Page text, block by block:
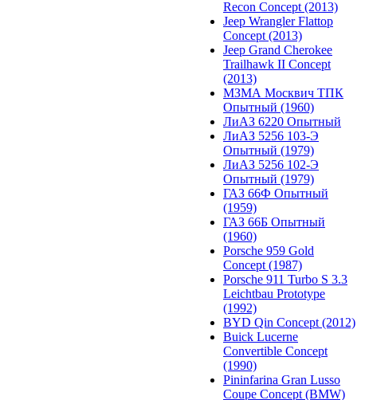
Recon Concept (2013)
Jeep Wrangler Flattop
Concept (2013)
Jeep Grand Cherokee
Trailhawk II Concept
(2013)
МЗМА Москвич ТПК
Опытный (1960)
ЛиАЗ 6220 Опытный
ЛиАЗ 5256 103-Э
Опытный (1979)
ЛиАЗ 5256 102-Э
Опытный (1979)
ГАЗ 66Ф Опытный
(1959)
ГАЗ 66Б Опытный
(1960)
Porsche 959 Gold
Concept (1987)
Porsche 911 Turbo S 3.3
Leichtbau Prototype
(1992)
BYD Qin Concept (2012)
Buick Lucerne
Convertible Concept
(1990)
Pininfarina Gran Lusso
Coupe Concept (BMW)